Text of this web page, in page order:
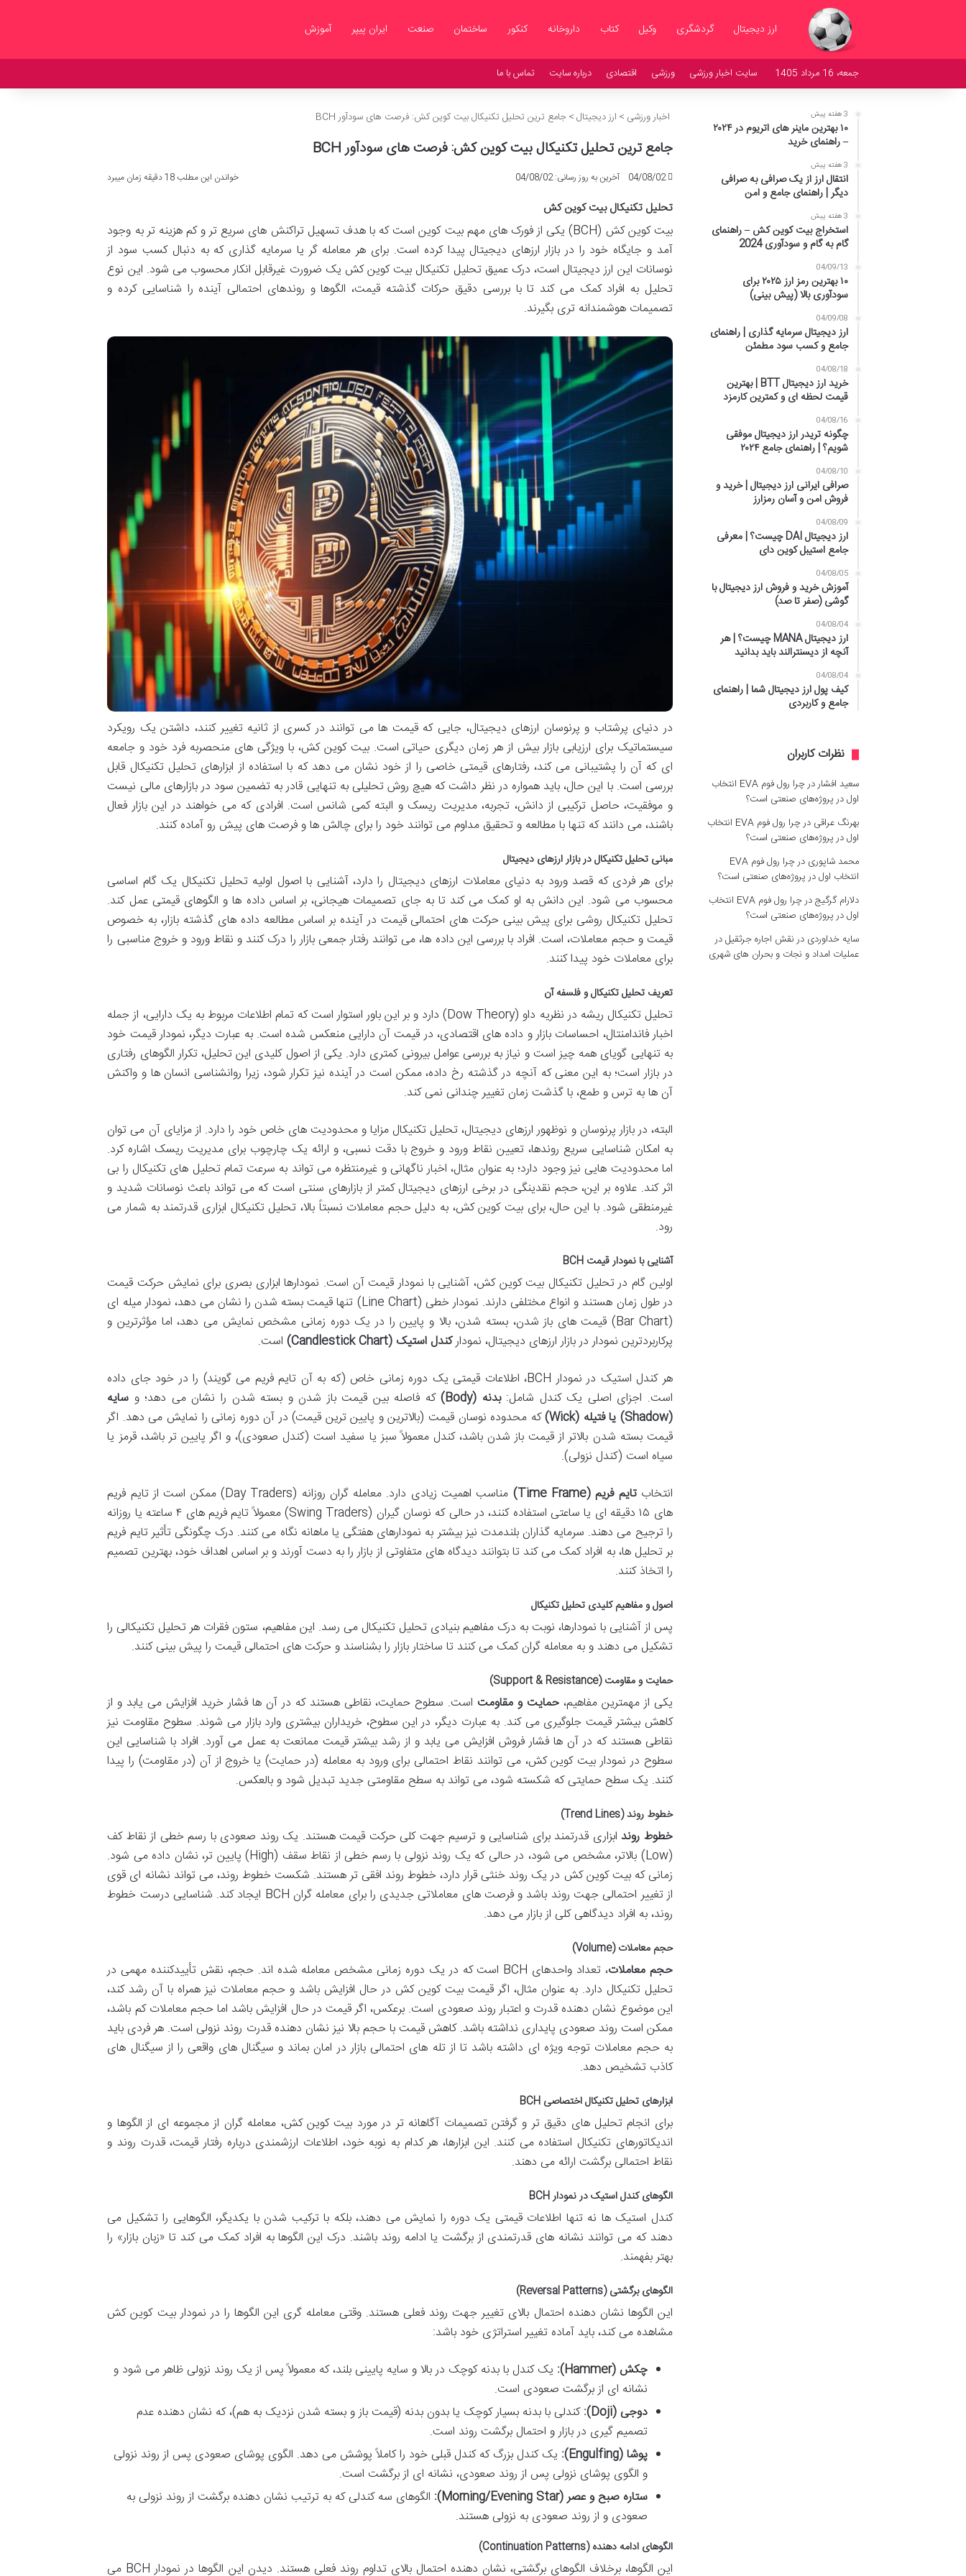
ارز دیجیتال گردشگری وکیل کتاب داروخانه کنکور ساختمان صنعت ایران پیپر آموزش
جمعه، 16 مرداد 1405 سایت اخبار ورزشی ورزشی اقتصادی درباره سایت تماس با ما
اخبار ورزشی > ارز دیجیتال>جامع ترین تحلیل تکنیکال بیت کوین کش: فرصت های سودآور BCH
جامع ترین تحلیل تکنیکال بیت کوین کش: فرصت های سودآور BCH
04/08/02 آخرین به روز رسانی: 04/08/02 خواندن این مطلب 18 دقیقه زمان میبرد
تحلیل تکنیکال بیت کوین کش
بیت کوین کش (BCH) یکی از فورک های مهم بیت کوین است که با هدف تسهیل تراکنش های سریع تر و کم هزینه تر به وجود
آمد و جایگاه خود را در بازار ارزهای دیجیتال پیدا کرده است. برای هر معامله گر یا سرمایه گذاری که به دنبال کسب سود از
نوسانات این ارز دیجیتال است، درک عمیق تحلیل تکنیکال بیت کوین کش یک ضرورت غیرقابل انکار محسوب می شود. این نوع
تحلیل به افراد کمک می کند تا با بررسی دقیق حرکات گذشته قیمت، الگوها و روندهای احتمالی آینده را شناسایی کرده و
تصمیمات هوشمندانه تری بگیرند.
در دنیای پرشتاب و پرنوسان ارزهای دیجیتال، جایی که قیمت ها می توانند در کسری از ثانیه تغییر کنند، داشتن یک رویکرد
سیستماتیک برای ارزیابی بازار بیش از هر زمان دیگری حیاتی است. بیت کوین کش، با ویژگی های منحصربه فرد خود و جامعه
ای که آن را پشتیبانی می کند، رفتارهای قیمتی خاصی را از خود نشان می دهد که با استفاده از ابزارهای تحلیل تکنیکال قابل
بررسی است. با این حال، باید همواره در نظر داشت که هیچ روش تحلیلی به تنهایی قادر به تضمین سود در بازارهای مالی نیست
و موفقیت، حاصل ترکیبی از دانش، تجربه، مدیریت ریسک و البته کمی شانس است. افرادی که می خواهند در این بازار فعال
باشند، می دانند که تنها با مطالعه و تحقیق مداوم می توانند خود را برای چالش ها و فرصت های پیش رو آماده کنند.
مبانی تحلیل تکنیکال در بازار ارزهای دیجیتال
برای هر فردی که قصد ورود به دنیای معاملات ارزهای دیجیتال را دارد، آشنایی با اصول اولیه تحلیل تکنیکال یک گام اساسی
محسوب می شود. این دانش به او کمک می کند تا به جای تصمیمات هیجانی، بر اساس داده ها و الگوهای قیمتی عمل کند.
تحلیل تکنیکال روشی برای پیش بینی حرکت های احتمالی قیمت در آینده بر اساس مطالعه داده های گذشته بازار، به خصوص
قیمت و حجم معاملات، است. افراد با بررسی این داده ها، می توانند رفتار جمعی بازار را درک کنند و نقاط ورود و خروج مناسبی را
برای معاملات خود پیدا کنند.
تعریف تحلیل تکنیکال و فلسفه آن
تحلیل تکنیکال ریشه در نظریه داو (Dow Theory) دارد و بر این باور استوار است که تمام اطلاعات مربوط به یک دارایی، از جمله
اخبار فاندامنتال، احساسات بازار و داده های اقتصادی، در قیمت آن دارایی منعکس شده است. به عبارت دیگر، نمودار قیمت خود
به تنهایی گویای همه چیز است و نیاز به بررسی عوامل بیرونی کمتری دارد. یکی از اصول کلیدی این تحلیل، تکرار الگوهای رفتاری
در بازار است؛ به این معنی که آنچه در گذشته رخ داده، ممکن است در آینده نیز تکرار شود، زیرا روانشناسی انسان ها و واکنش
آن ها به ترس و طمع، با گذشت زمان تغییر چندانی نمی کند.
البته، در بازار پرنوسان و نوظهور ارزهای دیجیتال، تحلیل تکنیکال مزایا و محدودیت های خاص خود را دارد. از مزایای آن می توان
به امکان شناسایی سریع روندها، تعیین نقاط ورود و خروج با دقت نسبی، و ارائه یک چارچوب برای مدیریت ریسک اشاره کرد.
اما محدودیت هایی نیز وجود دارد؛ به عنوان مثال، اخبار ناگهانی و غیرمنتظره می تواند به سرعت تمام تحلیل های تکنیکال را بی
اثر کند. علاوه بر این، حجم نقدینگی در برخی ارزهای دیجیتال کمتر از بازارهای سنتی است که می تواند باعث نوسانات شدید و
غیرمنطقی شود. با این حال، برای بیت کوین کش، به دلیل حجم معاملات نسبتاً بالا، تحلیل تکنیکال ابزاری قدرتمند به شمار می
رود.
آشنایی با نمودار قیمت BCH
اولین گام در تحلیل تکنیکال بیت کوین کش، آشنایی با نمودار قیمت آن است. نمودارها ابزاری بصری برای نمایش حرکت قیمت
در طول زمان هستند و انواع مختلفی دارند. نمودار خطی (Line Chart) تنها قیمت بسته شدن را نشان می دهد، نمودار میله ای
(Bar Chart) قیمت های باز شدن، بسته شدن، بالا و پایین را در یک دوره زمانی مشخص نمایش می دهد، اما مؤثرترین و
پرکاربردترین نمودار در بازار ارزهای دیجیتال، نمودارکندل استیک (Candlestick Chart)
است.
هر کندل استیک در نمودار BCH، اطلاعات قیمتی یک دوره زمانی خاص (که به آن تایم فریم می گویند) را در خود جای داده
است. اجزای اصلی یک کندل شامل:بدنه (Body) که فاصله بین قیمت باز شدن و بسته شدن را نشان می دهد؛ و سایه
(Shadow) یا فتیله (Wick)
که محدوده نوسان قیمت (بالاترین و پایین ترین قیمت) در آن دوره زمانی را نمایش می دهد. اگر
قیمت بسته شدن بالاتر از قیمت باز شدن باشد، کندل معمولاً سبز یا سفید است (کندل صعودی)، و اگر پایین تر باشد، قرمز یا
سیاه است (کندل نزولی).
انتخابتایم فریم (Time Frame)
مناسب اهمیت زیادی دارد. معامله گران روزانه (Day Traders) ممکن است از تایم فریم
های ۱۵ دقیقه ای یا ساعتی استفاده کنند، در حالی که نوسان گیران (Swing Traders) معمولاً تایم فریم های ۴ ساعته یا روزانه
را ترجیح می دهند. سرمایه گذاران بلندمدت نیز بیشتر به نمودارهای هفتگی یا ماهانه نگاه می کنند. درک چگونگی تأثیر تایم فریم
بر تحلیل ها، به افراد کمک می کند تا بتوانند دیدگاه های متفاوتی از بازار را به دست آورند و بر اساس اهداف خود، بهترین تصمیم
را اتخاذ کنند.
اصول و مفاهیم کلیدی تحلیل تکنیکال
پس از آشنایی با نمودارها، نوبت به درک مفاهیم بنیادی تحلیل تکنیکال می رسد. این مفاهیم، ستون فقرات هر تحلیل تکنیکالی را
تشکیل می دهند و به معامله گران کمک می کنند تا ساختار بازار را بشناسند و حرکت های احتمالی قیمت را پیش بینی کنند.
حمایت و مقاومت (Support & Resistance)
یکی از مهمترین مفاهیم، حمایت و مقاومت است. سطوح حمایت، نقاطی هستند که در آن ها فشار خرید افزایش می یابد و از
کاهش بیشتر قیمت جلوگیری می کند. به عبارت دیگر، در این سطوح، خریداران بیشتری وارد بازار می شوند. سطوح مقاومت نیز
نقاطی هستند که در آن ها فشار فروش افزایش می یابد و از رشد بیشتر قیمت ممانعت به عمل می آورد. افراد با شناسایی این
سطوح در نمودار بیت کوین کش، می توانند نقاط احتمالی برای ورود به معامله (در حمایت) یا خروج از آن (در مقاومت) را پیدا
کنند. یک سطح حمایتی که شکسته شود، می تواند به سطح مقاومتی جدید تبدیل شود و بالعکس.
خطوط روند (Trend Lines)
خطوط روندابزاری قدرتمند برای شناسایی و ترسیم جهت کلی حرکت قیمت هستند. یک روند صعودی با رسم خطی از نقاط کف
(Low) بالاتر، مشخص می شود، در حالی که یک روند نزولی با رسم خطی از نقاط سقف (High) پایین تر، نشان داده می شود.
زمانی که بیت کوین کش در یک روند خنثی قرار دارد، خطوط روند افقی تر هستند. شکست خطوط روند، می تواند نشانه ای قوی
از تغییر احتمالی جهت روند باشد و فرصت های معاملاتی جدیدی را برای معامله گران BCH ایجاد کند. شناسایی درست خطوط
روند، به افراد دیدگاهی کلی از بازار می دهد.
حجم معاملات (Volume)
حجم معاملات
، تعداد واحدهای BCH است که در یک دوره زمانی مشخص معامله شده اند. حجم، نقش تأییدکننده مهمی در
تحلیل تکنیکال دارد. به عنوان مثال، اگر قیمت بیت کوین کش در حال افزایش باشد و حجم معاملات نیز همراه با آن رشد کند،
این موضوع نشان دهنده قدرت و اعتبار روند صعودی است. برعکس، اگر قیمت در حال افزایش باشد اما حجم معاملات کم باشد،
ممکن است روند صعودی پایداری نداشته باشد. کاهش قیمت با حجم بالا نیز نشان دهنده قدرت روند نزولی است. هر فردی باید
به حجم معاملات توجه ویژه ای داشته باشد تا از تله های احتمالی بازار در امان بماند و سیگنال های واقعی را از سیگنال های
کاذب تشخیص دهد.
ابزارهای تحلیل تکنیکال اختصاصی BCH
برای انجام تحلیل های دقیق تر و گرفتن تصمیمات آگاهانه تر در مورد بیت کوین کش، معامله گران از مجموعه ای از الگوها و
اندیکاتورهای تکنیکال استفاده می کنند. این ابزارها، هر کدام به نوبه خود، اطلاعات ارزشمندی درباره رفتار قیمت، قدرت روند و
نقاط احتمالی برگشت ارائه می دهند.
الگوهای کندل استیک در نمودار BCH
کندل استیک ها نه تنها اطلاعات قیمتی یک دوره را نمایش می دهند، بلکه با ترکیب شدن با یکدیگر، الگوهایی را تشکیل می
دهند که می توانند نشانه های قدرتمندی از برگشت یا ادامه روند باشند. درک این الگوها به افراد کمک می کند تا «زبان بازار» را
بهتر بفهمند.
الگوهای برگشتی (Reversal Patterns)
این الگوها نشان دهنده احتمال بالای تغییر جهت روند فعلی هستند. وقتی معامله گری این الگوها را در نمودار بیت کوین کش
مشاهده می کند، باید آماده تغییر استراتژی خود باشد:
چکش (Hammer):
یک کندل با بدنه کوچک در بالا و سایه پایینی بلند، که معمولاً پس از یک روند نزولی ظاهر می شود و
نشانه ای از برگشت صعودی است.
دوجی (Doji):
کندلی با بدنه بسیار کوچک یا بدون بدنه (قیمت باز و بسته شدن نزدیک به هم)، که نشان دهنده عدم
تصمیم گیری در بازار و احتمال برگشت روند است.
پوشا (Engulfing):
یک کندل بزرگ که کندل قبلی خود را کاملاً پوشش می دهد. الگوی پوشای صعودی پس از روند نزولی
و الگوی پوشای نزولی پس از روند صعودی، نشانه ای از برگشت است.
ستاره صبح و عصر (Morning/Evening Star):
الگوهای سه کندلی که به ترتیب نشان دهنده برگشت از روند نزولی به
صعودی و از روند صعودی به نزولی هستند.
الگوهای ادامه دهنده (Continuation Patterns)
این الگوها، برخلاف الگوهای برگشتی، نشان دهنده احتمال بالای تداوم روند فعلی هستند. دیدن این الگوها در نمودار BCH می
3 هفته پیش
۱۰ بهترین ماینر های اتریوم در ۲۰۲۴
– راهنمای خرید
3 هفته پیش
انتقال ارز از یک صرافی به صرافی
دیگر | راهنمای جامع و امن
3 هفته پیش
استخراج بیت کوین کش – راهنمای
گام به گام و سودآوری 2024
04/09/13
۱۰ بهترین رمز ارز ۲۰۲۵ برای
سودآوری بالا (پیش بینی)
04/09/08
ارز دیجیتال سرمایه گذاری | راهنمای
جامع و کسب سود مطمئن
04/08/18
خرید ارز دیجیتال BTT | بهترین
قیمت لحظه ای و کمترین کارمزد
04/08/16
چگونه تریدر ارز دیجیتال موفقی
شویم؟ | راهنمای جامع ۲۰۲۴
04/08/10
صرافی ایرانی ارز دیجیتال | خرید و
فروش امن و آسان رمزارز
04/08/09
ارز دیجیتال DAI چیست؟ | معرفی
جامع استیبل کوین دای
04/08/05
آموزش خرید و فروش ارز دیجیتال با
گوشی (صفر تا صد)
04/08/04
ارز دیجیتال MANA چیست؟ | هر
آنچه از دیسنترالند باید بدانید
04/08/04
کیف پول ارز دیجیتال شما | راهنمای
جامع و کاربردی
نظرات کاربران
سعید افشاردر
چرا رول فوم EVA انتخاب
اول در پروژه‌های صنعتی است؟
بهرنگ عراقی در
چرا رول فوم EVA انتخاب
اول در پروژه‌های صنعتی است؟
محمد شاپوری در
چرا رول فوم EVA
انتخاب اول در پروژه‌های صنعتی است؟
دلارام گرگیجدر
چرا رول فوم EVA انتخاب
اول در پروژه‌های صنعتی است؟
سایه خداوردی درنقش اجاره جرثقیل در
عملیات امداد و نجات و بحران های شهری